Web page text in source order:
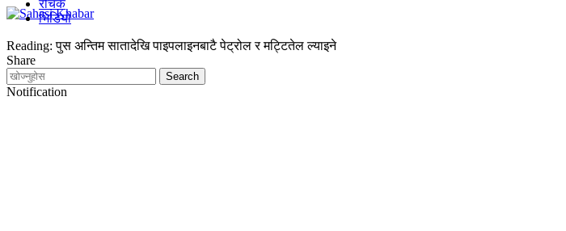
रोचक
भिडियो
Reading: पुस अन्तिम सातादेखि पाइपलाइनबाटै पेट्रोल र मट्टितेल ल्याइने
Share
Notification